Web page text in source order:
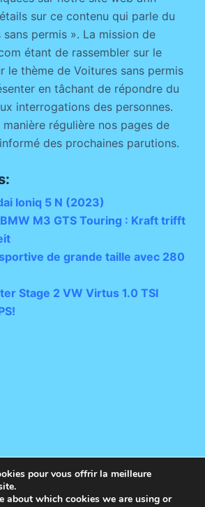
sur ce contenu qui parle du
permis ». La mission de
étant de rassembler sur le
le thème de Voitures sans permis
en tâchant de répondre du
interrogations des personnes.
régulière nos pages de
des prochaines parutions.
Ioniq 5 N (2023)
M3 GTS Touring : Kraft trifft
de grande taille avec 280
Stage 2 VW Virtus 1.0 TSI
pour vous offrir la meilleure
about which cookies we are using or